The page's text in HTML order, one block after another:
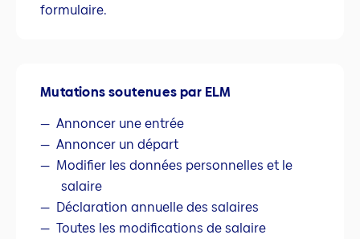
formulaire.
Mutations soutenues par ELM
Annoncer une entrée
Annoncer un départ
Modifier les données personnelles et le
salaire
Déclaration annuelle des salaires
Toutes les modifications de salaire